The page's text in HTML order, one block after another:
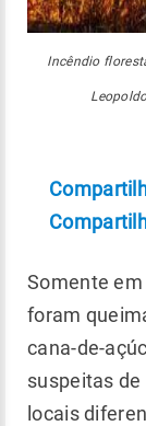
Incêndio
Somente
foram
cana-de-
suspeitas
locais